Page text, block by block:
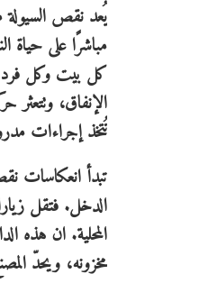
يُعد نقص السيولة
مباشرًا على حياة
كل بيت وكل فرد،
الإنفاق، وتتعثر
تُتخذ إجراءات
تبدأ انعكاسات
الدخل. فتقل
المحلية. ان هذه
مخزونه، ويحدّ